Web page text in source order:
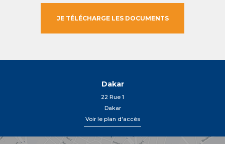
Dakar
22 Rue 1
Dakar
Voir le plan d'accès